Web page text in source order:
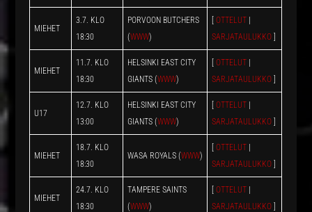
MIEHET
3.7. KLO
18:30
PORVOON BUTCHERS
(WWW)
[OTTELUT
SARJATAULUKKO
MIEHET
11.7. KLO
18:30
HELSINKI EAST CITY
GIANTS (WWW)
[OTTELUT
SARJATAULUKKO
U17
12.7. KLO
13:00
HELSINKI EAST CITY
GIANTS (WWW)
[OTTELUT
SARJATAULUKKO
MIEHET
18.7. KLO
18:30
WASA ROYALS (WWW)
[OTTELUT
SARJATAULUKKO
MIEHET
24.7. KLO
18:30
TAMPERE SAINTS
(WWW)
[OTTELUT
SARJATAULUKKO